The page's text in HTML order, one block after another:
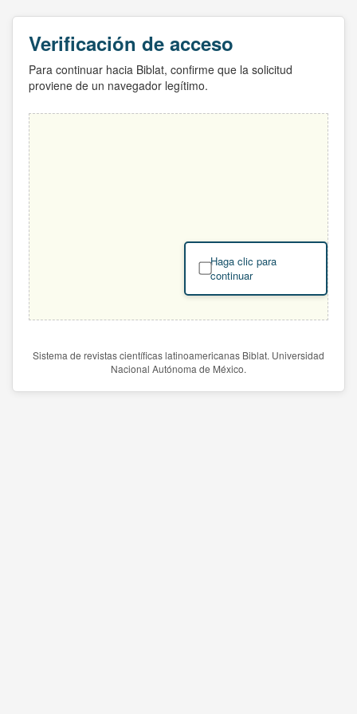
Verificación de acceso
Para continuar hacia Biblat, confirme que la solicitud
proviene de un navegador legítimo.
Haga clic para
continuar
Sistema de revistas científicas latinoamericanas Biblat. Universidad
Nacional Autónoma de México.